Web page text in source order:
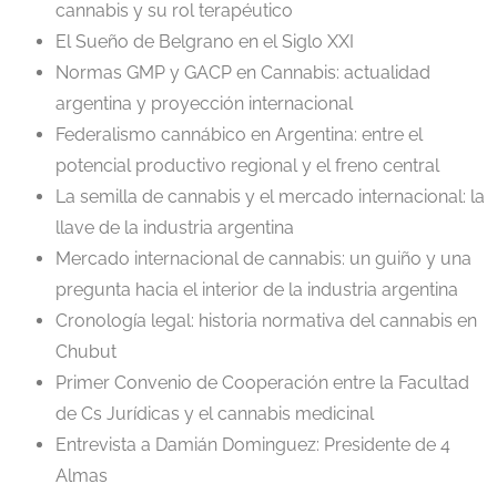
cannabis y su rol terapéutico
El Sueño de Belgrano en el Siglo XXI
Normas GMP y GACP en Cannabis: actualidad
argentina y proyección internacional
Federalismo cannábico en Argentina: entre el
potencial productivo regional y el freno central
La semilla de cannabis y el mercado internacional: la
llave de la industria argentina
Mercado internacional de cannabis: un guiño y una
pregunta hacia el interior de la industria argentina
Cronología legal: historia normativa del cannabis en
Chubut
Primer Convenio de Cooperación entre la Facultad
de Cs Jurídicas y el cannabis medicinal
Entrevista a Damián Dominguez: Presidente de 4
Almas